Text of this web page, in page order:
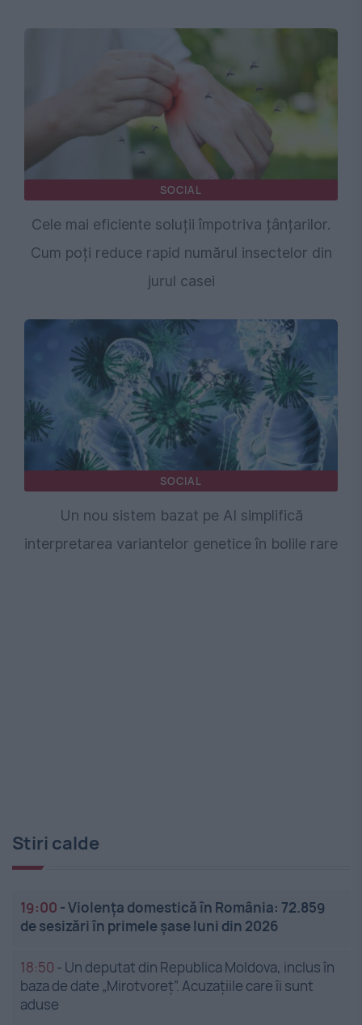
SOCIAL
Cele mai eficiente soluții împotriva țânțarilor.
Cum poți reduce rapid numărul insectelor din
jurul casei
SOCIAL
Un nou sistem bazat pe AI simplifică
interpretarea variantelor genetice în bolile rare
Stiri calde
19:00 -Violența domestică în România: 72.859
de sesizări în primele șase luni din 2026
18:50 - Un deputat din Republica Moldova, inclus în
baza de date „Mirotvoreț”. Acuzațiile care îi sunt
aduse